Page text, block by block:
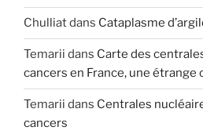
Chulliatdans Cataplasme
Temarii dans Carte des
cancers en France, une étrange
Temarii dans Centrales
cancers